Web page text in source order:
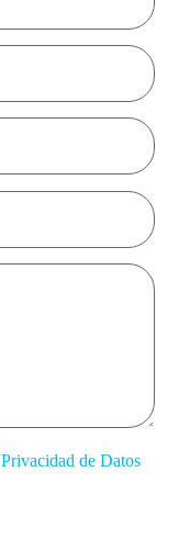
de Datos